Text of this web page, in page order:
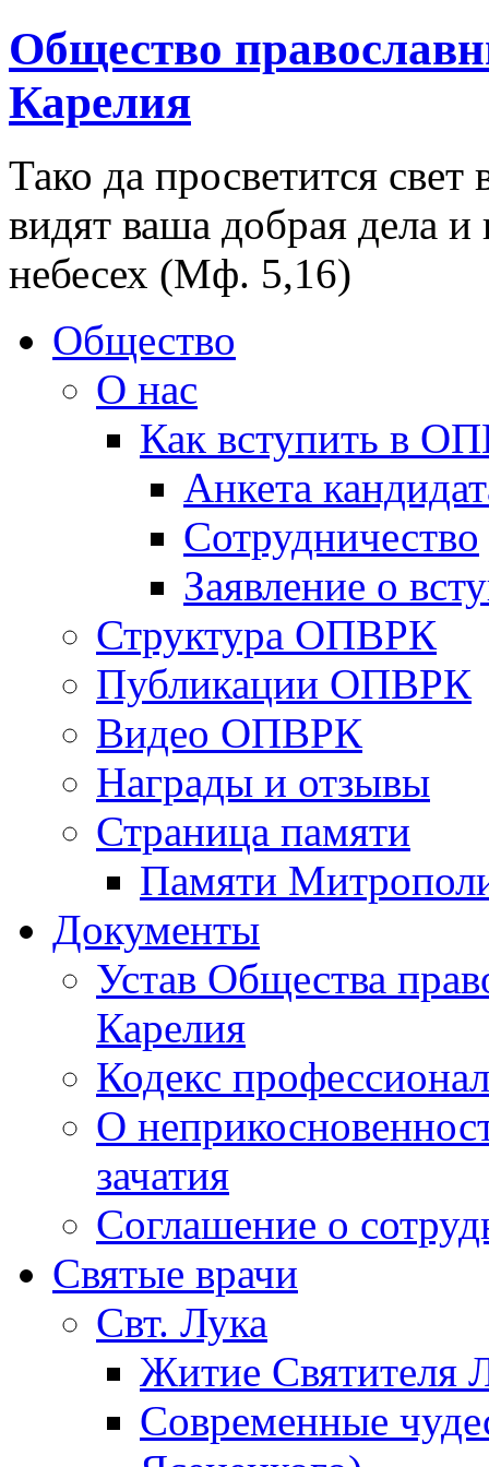
Общество
Карелия
Тако да просветится
видят ваша добрая дела
небесех (Мф. 5,16)
Общество
О нас
Как вступить в
Анкета
Сотрудничество
Заявление о
Структура ОПВРК
Публикации ОПВРК
Видео ОПВРК
Награды и отзывы
Страница памяти
Памяти
Документы
Устав Общества
Карелия
Кодекс
О
зачатия
Соглашение о
Святые врачи
Свт. Лука
Житие Святителя
Современные